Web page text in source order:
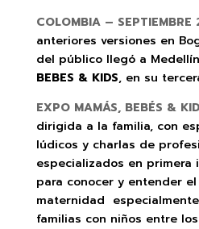
COLOMBIA – SEPTIEMBRE
anteriores versiones en
del público llegó a Medellín
BEBES & KIDS, en su
EXPO MAMÁS, BEBÉS &
dirigida a la familia, con
lúdicos y charlas de
especializados en primera
para conocer y entender
maternidad
familias con niños entre